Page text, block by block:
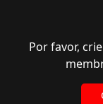
Por favor,